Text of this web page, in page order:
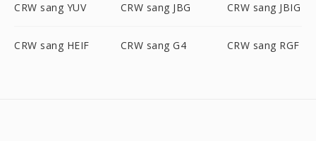
CRW sang YUV CRW sang JBG CRW sang JBIG
CRW sang HEIF CRW sang G4 CRW sang RGF